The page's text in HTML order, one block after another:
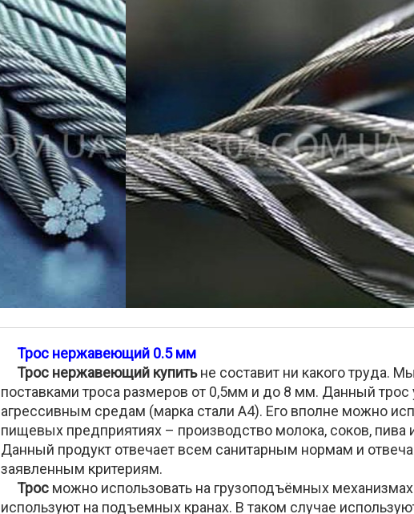
Трос нержавеющий 0.5 мм
Трос нержавеющий купитьне составит ни какого труда.
поставками троса размеров от 0,5мм и до 8 мм. Данный трос
агрессивным средам (марка стали А4). Его вполне можно
пищевых предприятиях – производство молока, соков, пива
Данный продукт отвечает всем санитарным нормам и
заявленным критериям.
Трос можно использовать на грузоподъёмных
используют на подъемных кранах. В таком случае